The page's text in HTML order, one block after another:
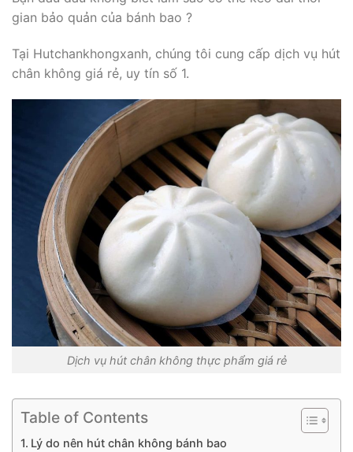
gian bảo quản của bánh bao ?
Tại Hutchankhongxanh, chúng tôi cung cấp dịch vụ hút
chân không giá rẻ, uy tín số 1.
Dịch vụ hút chân không thực phẩm giá rẻ
Table of Contents
Lý do nên hút chân không bánh bao